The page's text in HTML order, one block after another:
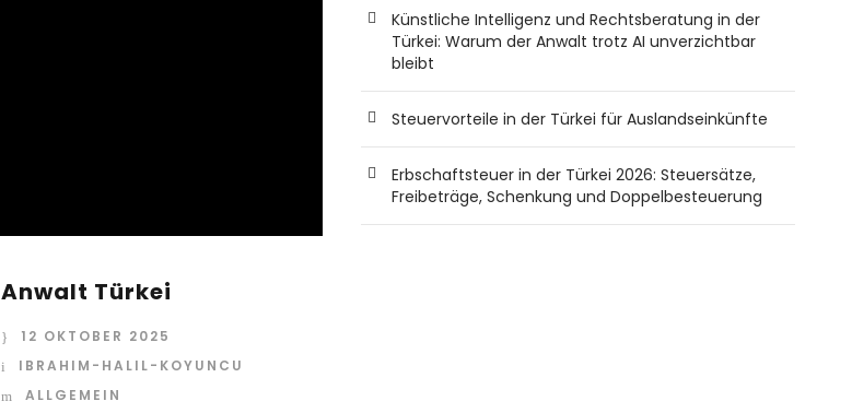
Anwalt Türkei
12 OKTOBER 2025
IBRAHIM-HALIL-KOYUNCU
ALLGEMEIN
Künstliche Intelligenz und Rechtsberatung in der
Türkei: Warum der Anwalt trotz AI unverzichtbar
bleibt
Steuervorteile in der Türkei für Auslandseinkünfte
Erbschaftsteuer in der Türkei 2026: Steuersätze,
Freibeträge, Schenkung und Doppelbesteuerung